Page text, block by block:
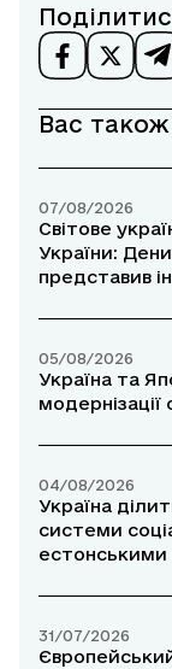
Вас
07/08/2026
Світове
України:
представив
05/08/2026
Україна та
04/08/2026
Україна
системи
31/07/2026